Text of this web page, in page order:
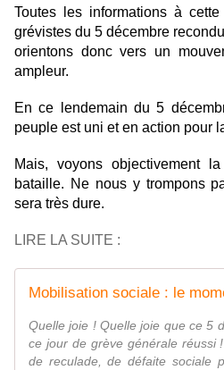
Toutes les informations à
grévistes du 5 décembre
orientons donc vers un
ampleur.
En ce lendemain du 5
peuple est uni et en action pour
Mais, voyons objectivement
bataille. Ne nous y trompons
sera très dure.
LIRE LA SUITE :
Quelle joie ! Quelle joie que ce 5
ce jour de grève générale réussi
de reculade, de défaite sociale